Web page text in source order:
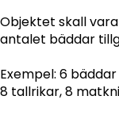
Objektet skall
antalet bäddar
Exempel: 6
8 tallrikar, 8